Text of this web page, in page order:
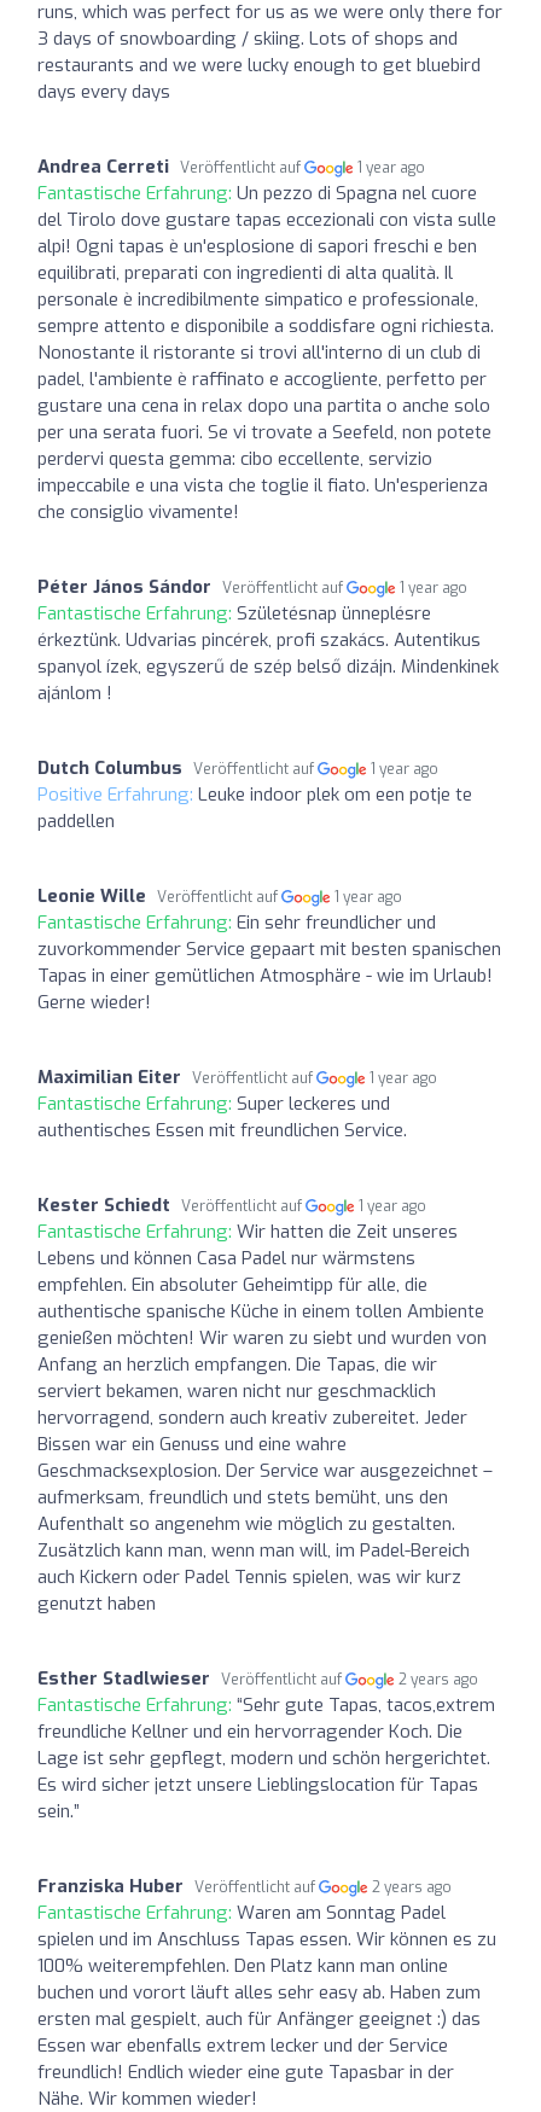
runs, which was perfect for us as we were only there for
3 days of snowboarding / skiing. Lots of shops and
restaurants and we were lucky enough to get bluebird
days every days
Andrea Cerreti Veröffentlicht auf 1 year ago
Fantastische Erfahrung: Un pezzo di Spagna nel cuore
del Tirolo dove gustare tapas eccezionali con vista sulle
alpi! Ogni tapas è un'esplosione di sapori freschi e ben
equilibrati, preparati con ingredienti di alta qualità. Il
personale è incredibilmente simpatico e professionale,
sempre attento e disponibile a soddisfare ogni richiesta.
Nonostante il ristorante si trovi all'interno di un club di
padel, l'ambiente è raffinato e accogliente, perfetto per
gustare una cena in relax dopo una partita o anche solo
per una serata fuori. Se vi trovate a Seefeld, non potete
perdervi questa gemma: cibo eccellente, servizio
impeccabile e una vista che toglie il fiato. Un'esperienza
che consiglio vivamente!
Péter János Sándor Veröffentlicht auf 1 year ago
Fantastische Erfahrung: Születésnap ünneplésre
érkeztünk. Udvarias pincérek, profi szakács. Autentikus
spanyol ízek, egyszerű de szép belső dizájn. Mindenkinek
ajánlom !
Dutch Columbus Veröffentlicht auf 1 year ago
Positive Erfahrung: Leuke indoor plek om een potje te
paddellen
Leonie Wille Veröffentlicht auf 1 year ago
Fantastische Erfahrung: Ein sehr freundlicher und
zuvorkommender Service gepaart mit besten spanischen
Tapas in einer gemütlichen Atmosphäre - wie im Urlaub!
Gerne wieder!
Maximilian Eiter Veröffentlicht auf 1 year ago
Fantastische Erfahrung: Super leckeres und
authentisches Essen mit freundlichen Service.
Kester Schiedt Veröffentlicht auf 1 year ago
Fantastische Erfahrung: Wir hatten die Zeit unseres
Lebens und können Casa Padel nur wärmstens
empfehlen. Ein absoluter Geheimtipp für alle, die
authentische spanische Küche in einem tollen Ambiente
genießen möchten! Wir waren zu siebt und wurden von
Anfang an herzlich empfangen. Die Tapas, die wir
serviert bekamen, waren nicht nur geschmacklich
hervorragend, sondern auch kreativ zubereitet. Jeder
Bissen war ein Genuss und eine wahre
Geschmacksexplosion. Der Service war ausgezeichnet –
aufmerksam, freundlich und stets bemüht, uns den
Aufenthalt so angenehm wie möglich zu gestalten.
Zusätzlich kann man, wenn man will, im Padel-Bereich
auch Kickern oder Padel Tennis spielen, was wir kurz
genutzt haben
Esther Stadlwieser Veröffentlicht auf 2 years ago
Fantastische Erfahrung: “Sehr gute Tapas, tacos,extrem
freundliche Kellner und ein hervorragender Koch. Die
Lage ist sehr gepflegt, modern und schön hergerichtet.
Es wird sicher jetzt unsere Lieblingslocation für Tapas
sein.”
Franziska Huber Veröffentlicht auf 2 years ago
Fantastische Erfahrung: Waren am Sonntag Padel
spielen und im Anschluss Tapas essen. Wir können es zu
100% weiterempfehlen. Den Platz kann man online
buchen und vorort läuft alles sehr easy ab. Haben zum
ersten mal gespielt, auch für Anfänger geeignet :) das
Essen war ebenfalls extrem lecker und der Service
freundlich! Endlich wieder eine gute Tapasbar in der
Nähe. Wir kommen wieder!